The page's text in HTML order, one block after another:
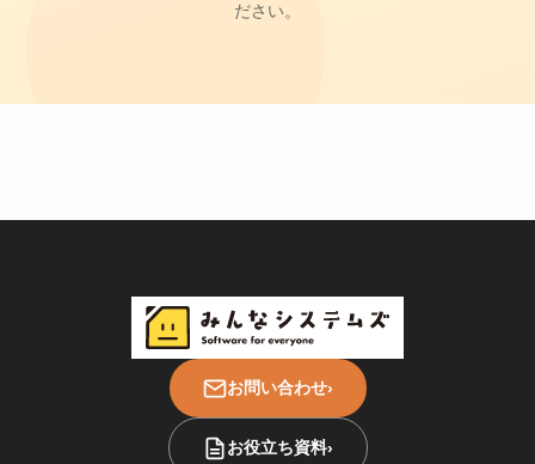
ださい。
お問い合わせ›
お役立ち資料›